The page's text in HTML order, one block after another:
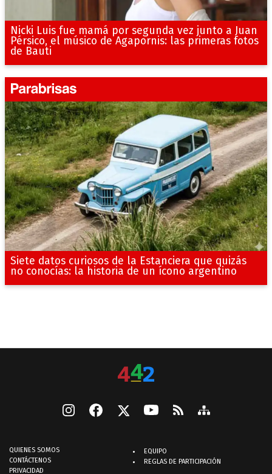
Nicki Luis fue mamá por segunda vez junto a Juan
Pérsico, el músico de Agapornis: las primeras fotos
de Bauti
Siete datos curiosos de la Estanciera que quizás
no conocías: la historia de un ícono argentino
QUIENES SOMOS
CONTÁCTENOS
PRIVACIDAD
EQUIPO
REGLAS DE PARTICIPACIÓN